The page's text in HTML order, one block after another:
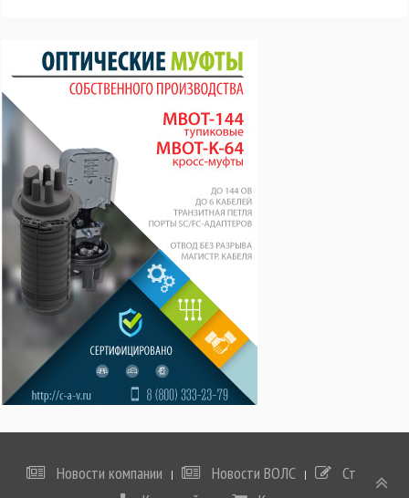
Новости компании Новости ВОЛС
Статьи